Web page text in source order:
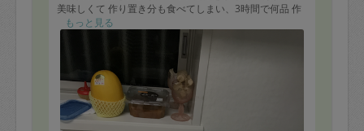
美味しくて 作り置き分も食べてしまい、3時間で何品 作
っていただいたのか謎です笑
もう毎日 来ていただきたいくらい♡
ぜひ是非またよろしくお願いいたします！
もっと見る